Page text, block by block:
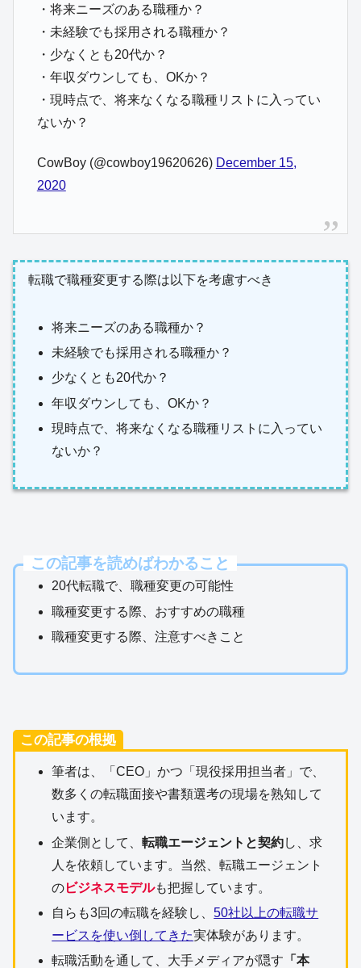
・将来ニーズのある職種か？
・未経験でも採用される職種か？
・少なくとも20代か？
・年収ダウンしても、OKか？
・現時点で、将来なくなる職種リストに入ってい
ないか？
CowBoy (@cowboy19620626) December 15,
2020
転職で職種変更する際は以下を考慮すべき
将来ニーズのある職種か？
未経験でも採用される職種か？
少なくとも20代か？
年収ダウンしても、OKか？
現時点で、将来なくなる職種リストに入ってい
ないか？
この記事を読めばわかること
20代転職で、職種変更の可能性
職種変更する際、おすすめの職種
職種変更する際、注意すべきこと
この記事の根拠
筆者は、「CEO」かつ「現役採用担当者」で、
数多くの転職面接や書類選考の現場を熟知して
います。
企業側として、転職エージェントと契約し、求
人を依頼しています。当然、転職エージェント
のビジネスモデルも把握しています。
自らも3回の転職を経験し、50社以上の転職サ
ービスを使い倒してきた実体験があります。
転職活動を通して、大手メディアが隠す 「本